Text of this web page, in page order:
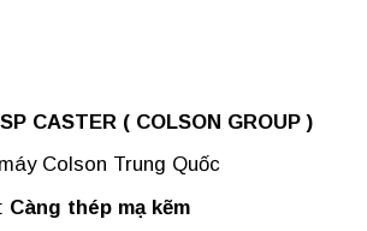
SP CASTER ( COLSON GROUP )
Colson Trung Quốc
: Càng thép mạ kẽm